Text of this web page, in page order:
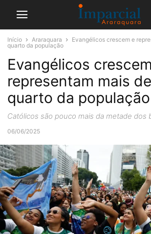
Início Araraquara
Evangélicos crescem e
quarto da população
Evangélicos
representam mais
quarto da população
Católicos são pouco mais da metade dos
06/06/2025